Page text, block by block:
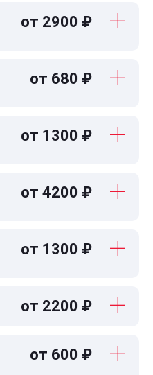
от 2900 ₽
от 680 ₽
от 1300 ₽
от 4200 ₽
от 1300 ₽
от 2200 ₽
от 600 ₽